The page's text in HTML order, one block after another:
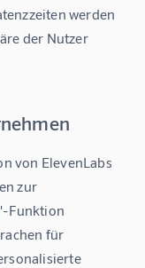
werden
der Nutzer
von ElevenLabs
zur
Funktion
für